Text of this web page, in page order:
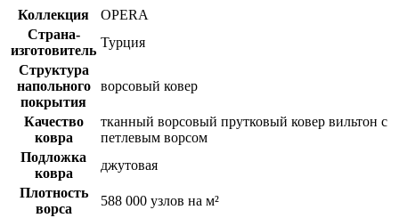
Коллекция
OPERA
Страна-
изготовитель
Турция
Структура
напольного
покрытия
ворсовый ковер
Качество
ковра
тканный ворсовый прутковый ковер вильтон с
петлевым ворсом
Подложка
ковра
джутовая
Плотность
ворса
588 000 узлов на м²